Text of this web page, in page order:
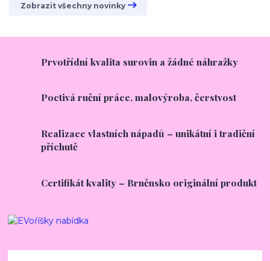
Zobrazit všechny novinky
Prvotřídní kvalita surovin a žádné náhražky
Poctivá ruční práce, malovýroba, čerstvost
Realizace vlastních nápadů – unikátní i tradiční
příchutě
Certifikát kvality – Brněnsko originální produkt